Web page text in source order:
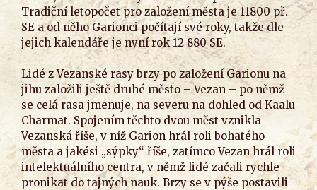
Tradiční letopočet pro založení města je 11800 př.
SE a od něho Garionci počítají své roky, takže dle
jejich kalendáře je nyní rok 12 880 SE.
Lidé z Vezanské rasy brzy po založení Garionu na
jihu založili ještě druhé město – Vezan – po němž
se celá rasa jmenuje, na severu na dohled od Kaalu
Charmat. Spojením těchto dvou měst vznikla
Vezanská říše, v níž Garion hrál roli bohatého
města a jakési „sýpky“ říše, zatímco Vezan hrál roli
intelektuálního centra, v němž lidé začali rychle
pronikat do tajných nauk. Brzy se v pýše postavili